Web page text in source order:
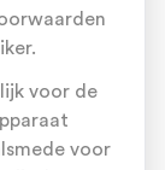
voor de
voor